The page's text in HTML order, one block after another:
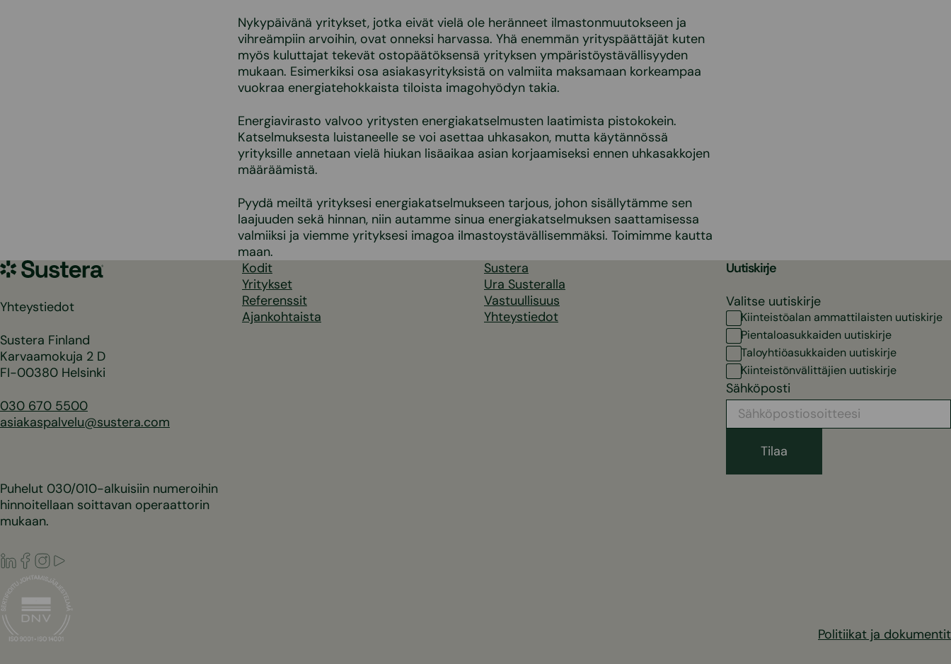
Nykypäivänä yritykset, jotka eivät vielä ole heränneet ilmastonmuutokseen ja
vihreämpiin arvoihin, ovat onneksi harvassa. Yhä enemmän yrityspäättäjät kuten
myös kuluttajat tekevät ostopäätöksensä yrityksen ympäristöystävällisyyden
mukaan. Esimerkiksi osa asiakasyrityksistä on valmiita maksamaan korkeampaa
vuokraa energiatehokkaista tiloista imagohyödyn takia.
Energiavirasto valvoo yritysten energiakatselmusten laatimista pistokokein.
Katselmuksesta luistaneelle se voi asettaa uhkasakon, mutta käytännössä
yrityksille annetaan vielä hiukan lisäaikaa asian korjaamiseksi ennen uhkasakkojen
määräämistä.
Pyydä meiltä yrityksesi energiakatselmukseen tarjous, johon sisällytämme sen
laajuuden sekä hinnan, niin autamme sinua energiakatselmuksen saattamisessa
valmiiksi ja viemme yrityksesi imagoa ilmastoystävällisemmäksi. Toimimme kautta
maan.
Sustera
Yhteystiedot
Sustera Finland
Karvaamokuja 2 D
FI-00380 Helsinki
030 670 5500
asiakaspalvelu@sustera.com
Puhelut 030/010-alkuisiin numeroihin
hinnoitellaan soittavan operaattorin
mukaan.
LinkedIn
Facebook
Instagram
Kodit
Yritykset
Referenssit
Ajankohtaista
Sustera
Ura Susteralla
Vastuullisuus
Yhteystiedot
Uutiskirje
Valitse uutiskirje
Kiinteistöalan ammattilaisten uutiskirje
Pientaloasukkaiden uutiskirje
Taloyhtiöasukkaiden uutiskirje
Kiinteistönvälittäjien uutiskirje
Sähköposti
Politiikat ja dokumentit